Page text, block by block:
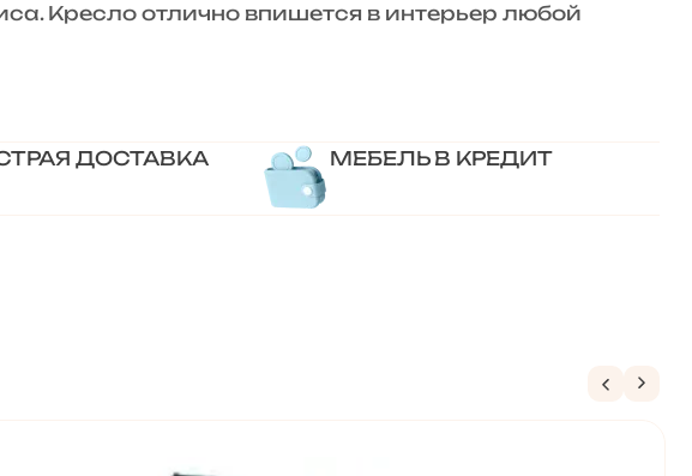
Кресло отлично впишется в интерьер любой
ДОСТАВКА МЕБЕЛЬ В КРЕДИТ